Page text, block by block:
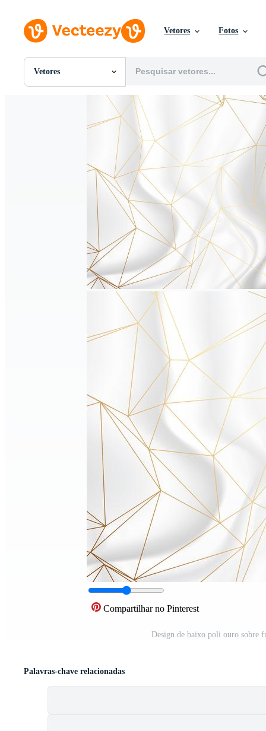
Vetores Fotos
Vetores
Todas Imagens
Motion graphics
Imagens Editoriais
Eventos Editoriais
Compartilhar no Pinterest
Design de baixo poli ouro sobre
Palavras-chave relacionadas